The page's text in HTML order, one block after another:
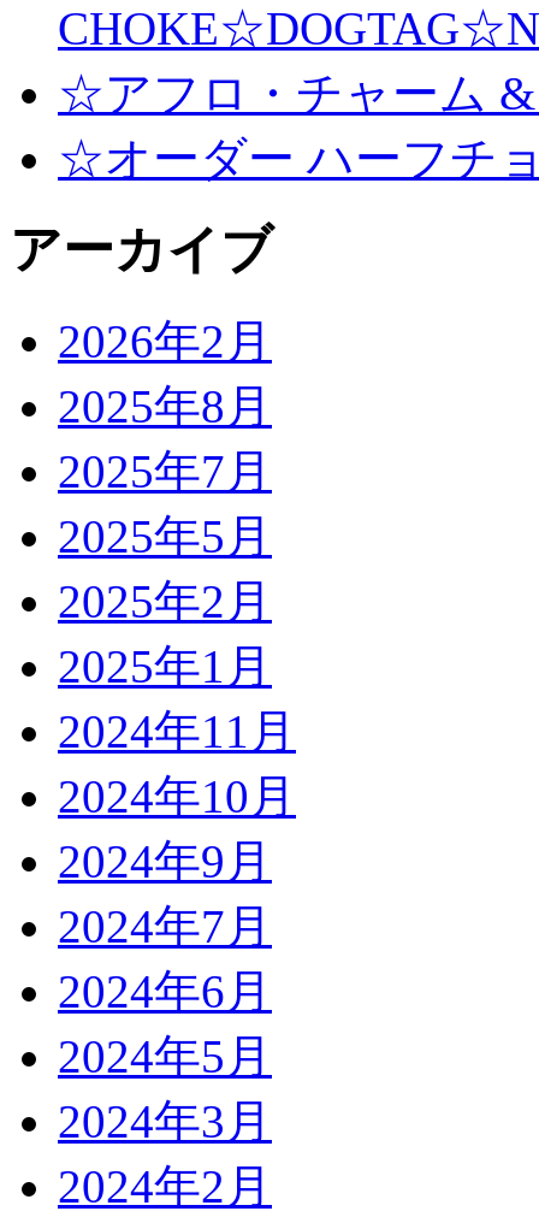
☆アフロ・チャーム
☆オーダー ハーフチ
アーカイブ
2026年2月
2025年8月
2025年7月
2025年5月
2025年2月
2025年1月
2024年11月
2024年10月
2024年9月
2024年7月
2024年6月
2024年5月
2024年3月
2024年2月